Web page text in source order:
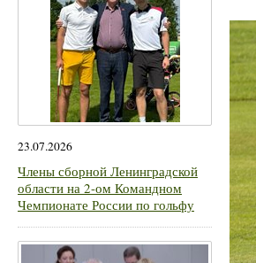
23.07.2026
Члены сборной Ленинградской
области на 2-ом Командном
Чемпионате России по гольфу